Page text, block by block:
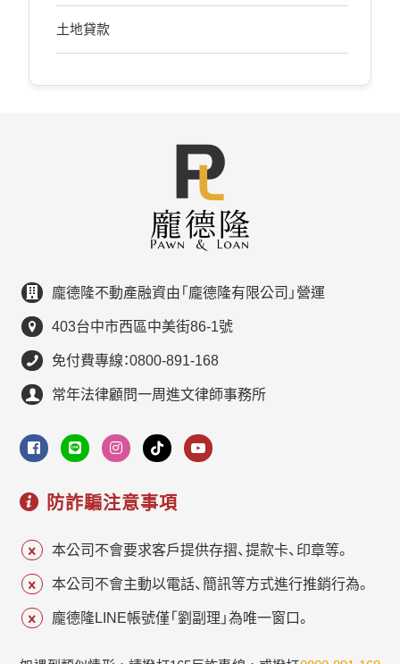
土地貸款
龐德隆不動產融資由「龐德隆有限公司」營運
403台中市西區中美街86-1號
免付費專線：0800-891-168
常年法律顧問一周進文律師事務所
防詐騙注意事項
本公司不會要求客戶提供存摺、提款卡、印章等。
本公司不會主動以電話、簡訊等方式進行推銷行為。
龐德隆LINE帳號僅「劉副理」為唯一窗口。